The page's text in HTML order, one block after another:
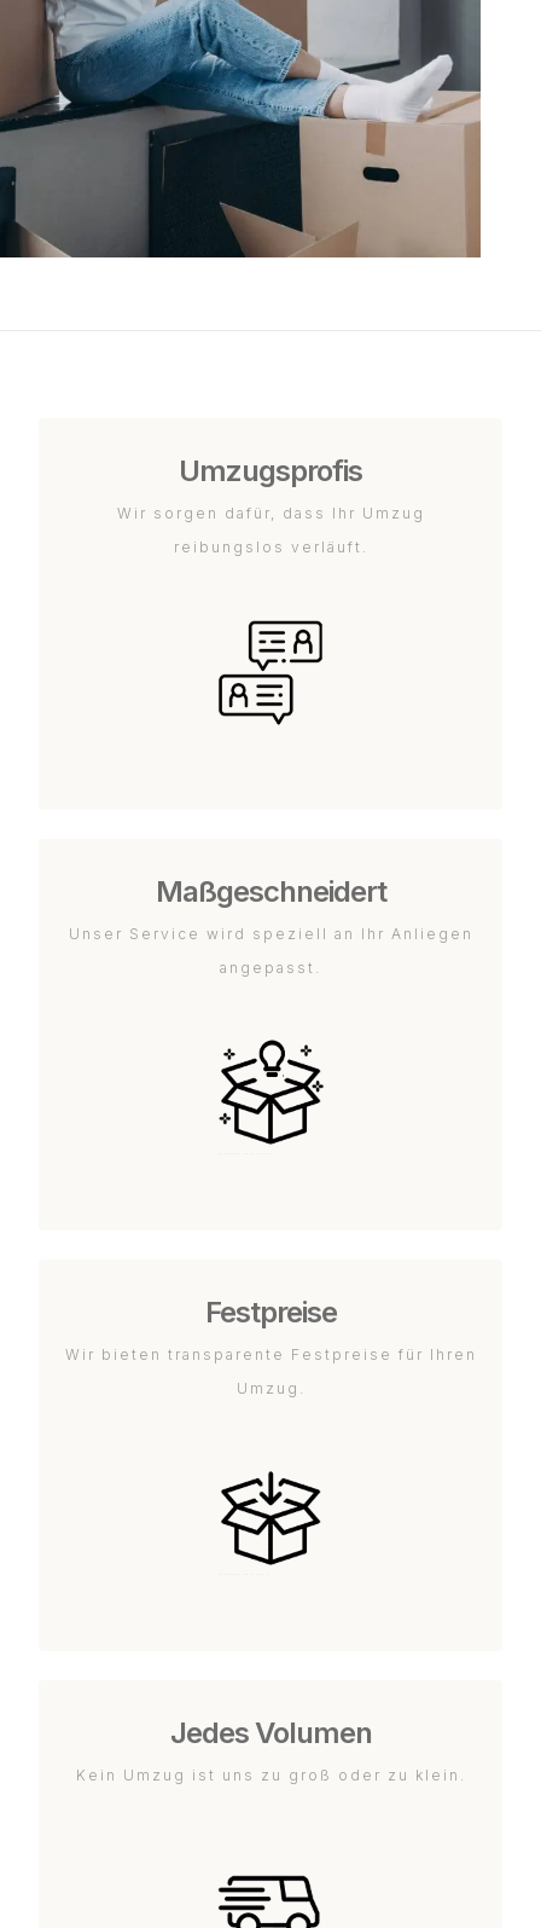
Umzugsprofis
Wir sorgen dafür, dass Ihr Umzug
reibungslos verläuft.
Maßgeschneidert
Unser Service wird speziell an Ihr Anliegen
angepasst.
Festpreise
Wir bieten transparente Festpreise für Ihren
Umzug.
Jedes Volumen
Kein Umzug ist uns zu groß oder zu klein.